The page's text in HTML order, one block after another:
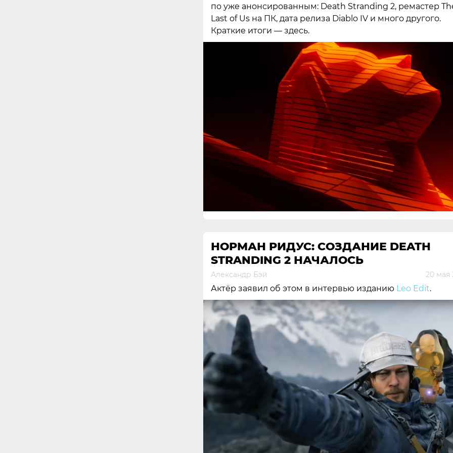
по уже анонсированным: Death Stranding 2, ремастер
Last of Us на ПК, дата релиза Diablo IV и много другого.
Краткие итоги — здесь.
НОРМАН РИДУС: СОЗДАНИЕ DEATH
STRANDING 2 НАЧАЛОСЬ
Александр Бэй 20 мая
Актёр заявил об этом в интервью изданию Leo Edit.